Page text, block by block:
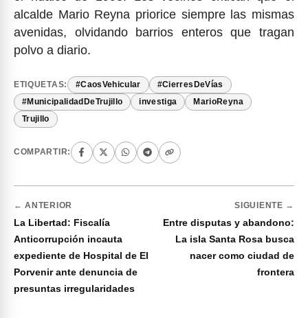
alcalde Mario Reyna priorice siempre las mismas
avenidas, olvidando barrios enteros que tragan
polvo a diario.
ETIQUETAS: #CaosVehicular #CierresDeVías
#MunicipalidadDeTrujillo investiga MarioReyna
Trujillo
COMPARTIR:
← ANTERIOR
La Libertad: Fiscalía
Anticorrupción incauta
expediente de Hospital de El
Porvenir ante denuncia de
presuntas irregularidades
SIGUIENTE →
Entre disputas y abandono:
La isla Santa Rosa busca
nacer como ciudad de
frontera